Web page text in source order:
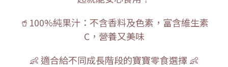
🥤100%純果汁：不含香料及色素，富含維生素
C，營養又美味
👶 適合給不同成長階段的寶寶零食選擇 👶